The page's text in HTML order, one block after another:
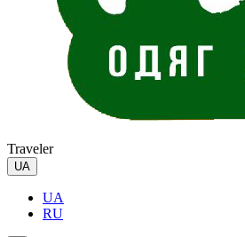
Traveler
UA
UA
RU